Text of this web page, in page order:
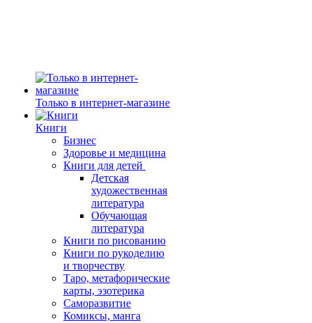
Только в интернет-магазине
Книги
Бизнес
Здоровье и медицина
Книги для детей
Детская
художественная
литература
Обучающая
литература
Книги по рисованию
Книги по рукоделию
и творчеству
Таро, метафорические
карты, эзотерика
Саморазвитие
Комиксы, манга